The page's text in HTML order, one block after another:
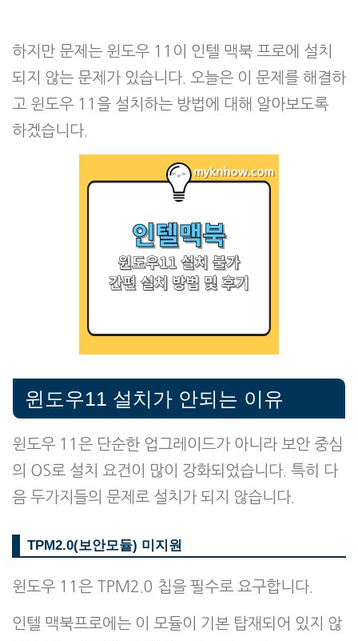
하지만 문제는 윈도우 11이 인텔 맥북 프로에 설치
되지 않는 문제가 있습니다. 오늘은 이 문제를 해결하
고 윈도우 11을 설치하는 방법에 대해 알아보도록
하겠습니다.
윈도우11 설치가 안되는 이유
윈도우 11은 단순한 업그레이드가 아니라 보안 중심
의 OS로 설치 요건이 많이 강화되었습니다. 특히 다
음 두가지들의 문제로 설치가 되지 않습니다.
TPM2.0(보안모듈) 미지원
윈도우 11은 TPM2.0 칩을 필수로 요구합니다.
인텔 맥북프로에는 이 모듈이 기본 탑재되어 있지 않